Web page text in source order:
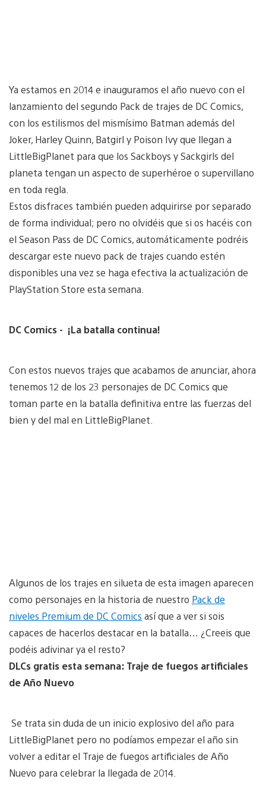
Ya estamos en 2014 e inauguramos el año nuevo con el
lanzamiento del segundo Pack de trajes de DC Comics,
con los estilismos del mismísimo Batman además del
Joker, Harley Quinn, Batgirl y Poison Ivy que llegan a
LittleBigPlanet para que los Sackboys y Sackgirls del
planeta tengan un aspecto de superhéroe o supervillano
en toda regla.
Estos disfraces también pueden adquirirse por separado
de forma individual; pero no olvidéis que si os hacéis con
el Season Pass de DC Comics, automáticamente podréis
descargar este nuevo pack de trajes cuando estén
disponibles una vez se haga efectiva la actualización de
PlayStation Store esta semana.
DC Comics - ¡La batalla continua!
Con estos nuevos trajes que acabamos de anunciar, ahora
tenemos 12 de los 23 personajes de DC Comics que
toman parte en la batalla definitiva entre las fuerzas del
bien y del mal en LittleBigPlanet.
Algunos de los trajes en silueta de esta imagen aparecen
como personajes en la historia de nuestro Pack de
niveles Premium de DC Comics así que a ver si sois
capaces de hacerlos destacar en la batalla… ¿Creeis que
podéis adivinar ya el resto?
DLCs gratis esta semana: Traje de fuegos artificiales
de Año Nuevo
Se trata sin duda de un inicio explosivo del año para
LittleBigPlanet pero no podíamos empezar el año sin
volver a editar el Traje de fuegos artificiales de Año
Nuevo para celebrar la llegada de 2014.